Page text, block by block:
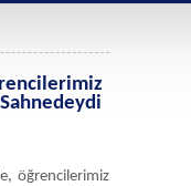
öğrencilerimiz